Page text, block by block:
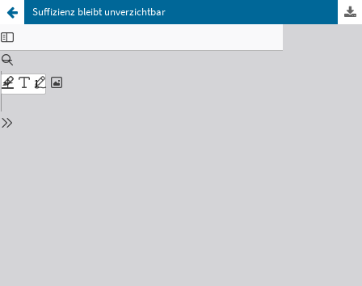
Suffizienz bleibt unverzichtbar